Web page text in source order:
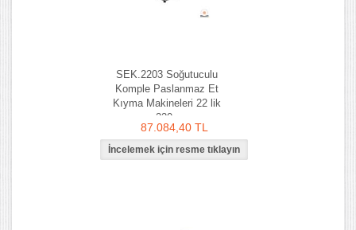
SEK.2203 Soğutuculu
Komple Paslanmaz Et
Kıyma Makineleri 22 lik
220v
87.084,40 TL